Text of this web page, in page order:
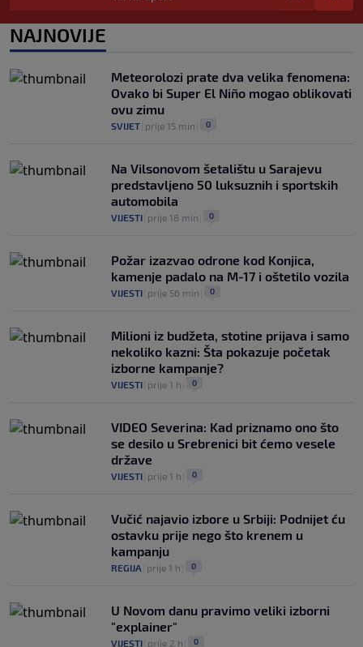
prvenstva
prije 3 h 0
NAJNOVIJE
Meteorolozi prate dva velika fenomena:
Ovako bi Super El Niño mogao oblikovati
ovu zimu
SVIJET prije 15 min 0
Na Vilsonovom šetalištu u Sarajevu
predstavljeno 50 luksuznih i sportskih
automobila
VIJESTI prije 18 min 0
Požar izazvao odrone kod Konjica,
kamenje padalo na M-17 i oštetilo vozila
VIJESTI prije 56 min 0
Milioni iz budžeta, stotine prijava i samo
nekoliko kazni: Šta pokazuje početak
izborne kampanje?
VIJESTI prije 1 h 0
VIDEO Severina: Kad priznamo ono što
se desilo u Srebrenici bit ćemo vesele
države
VIJESTI prije 1 h 0
Vučić najavio izbore u Srbiji: Podnijet ću
ostavku prije nego što krenem u
kampanju
REGIJA prije 1 h 0
U Novom danu pravimo veliki izborni
"explainer"
VIJESTI prije 2 h 0